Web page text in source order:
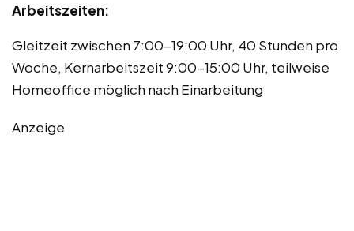
Arbeitszeiten:
Gleitzeit zwischen 7:00-19:00 Uhr, 40 Stunden pro
Woche, Kernarbeitszeit 9:00-15:00 Uhr, teilweise
Homeoffice möglich nach Einarbeitung
Anzeige